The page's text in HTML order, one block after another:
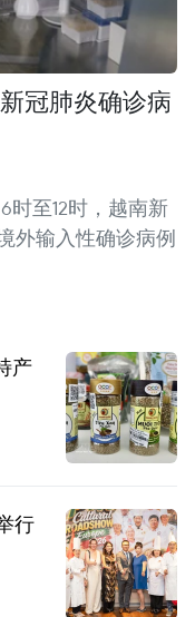
冠肺炎确诊病
时至12时，越南新
外输入性确诊病例
产
行